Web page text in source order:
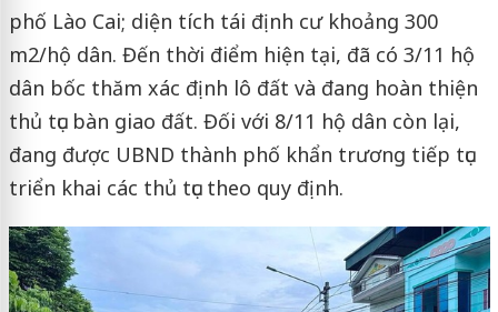
phố Lào Cai; diện tích tái định cư khoảng 300
m2/hộ dân. Đến thời điểm hiện tại, đã có 3/11 hộ
dân bốc thăm xác định lô đất và đang hoàn thiện
thủ tục bàn giao đất. Đối với 8/11 hộ dân còn lại,
đang được UBND thành phố khẩn trương tiếp tục
triển khai các thủ tục theo quy định.